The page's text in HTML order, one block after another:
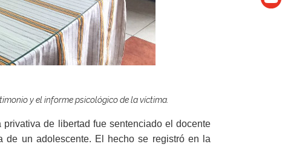
y el informe psicológico de la víctima.
privativa de libertad fue sentenciado el docente
de un adolescente. El hecho se registró en la